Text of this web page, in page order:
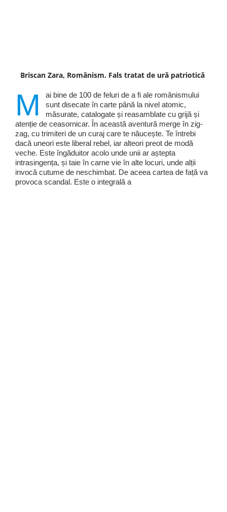
Briscan Zara, Românism. Fals tratat de ură patriotică
M
ai bine de 100 de feluri de a fi ale românismului
sunt disecate în carte până la nivel atomic,
măsurate, catalogate și reasamblate cu grijă și
atenție de ceasornicar. În această aventură merge în zig-
zag, cu trimiteri de un curaj care te năucește. Te întrebi
dacă uneori este liberal rebel, iar alteori preot de modă
veche. Este îngăduitor acolo unde unii ar aștepta
intrasingența, și taie în carne vie în alte locuri, unde alții
invocă cutume de neschimbat. De aceea cartea de față va
provoca scandal. Este o integrală a